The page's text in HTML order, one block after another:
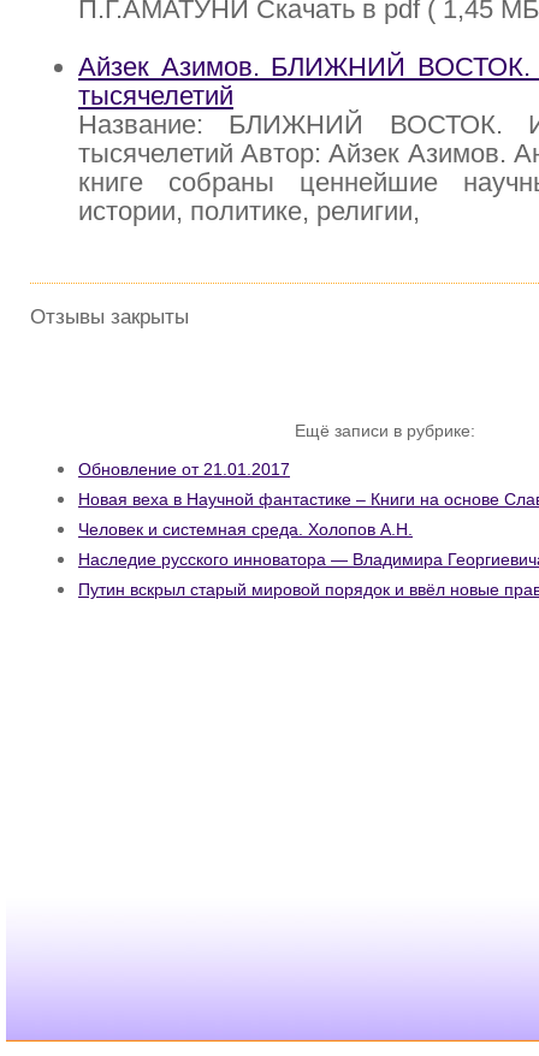
П.Г.АМАТУНИ Скачать в pdf ( 1,45
Айзек Азимов. БЛИЖНИЙ ВОСТОК.
тысячелетий
Название: БЛИЖНИЙ ВОСТОК.
тысячелетий Автор: Айзек Азимов.
книге собраны ценнейшие
истории, политике, религии,
Отзывы закрыты
Ещё записи в рубрике:
Обновление от 21.01.2017
Новая веха в Научной фантастике – Книги на основе
Человек и системная среда. Холопов А.Н.
Наследие русского инноватора — Владимира
Путин вскрыл старый мировой порядок и ввёл новые